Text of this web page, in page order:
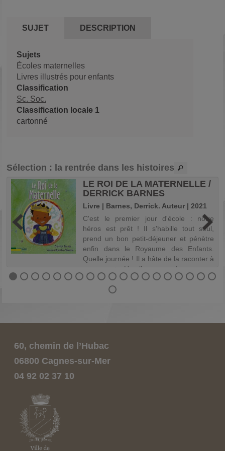
SUJET DESCRIPTION
Sujets
Écoles maternelles
Livres illustrés pour enfants
Classification
Sc. Soc.
Classification locale 1
cartonné
Sélection : la rentrée dans les histoires
LE ROI DE LA MATERNELLE /
DERRICK BARNES
Livre | Barnes, Derrick. Auteur | 2021
C'est le premier jour d'école : notre
héros est prêt ! Il s'habille tout seul,
prend un bon petit-déjeuner et pénètre
enfin dans le Royaume des Enfants.
Quelle journée ! Il a hâte de la raconter à
ses parents. Un album pour donner...
60, chemin de l’Hubac
06800 Cagnes-sur-Mer
04 92 02 37 10